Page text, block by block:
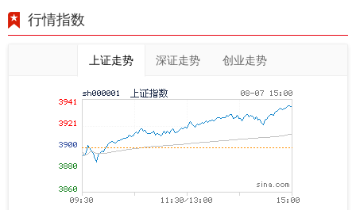
行情指数
上证走势 深证走势 创业走势